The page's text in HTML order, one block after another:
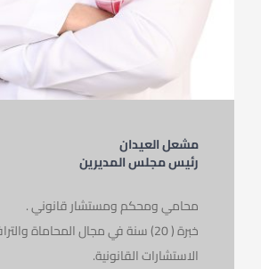
مشعل العيدان
رئيس مجلس المديرين
محامي ومحكم ومستشار قانوني .
خبرة ( 20) سنة في مجال المحاماة
الاستشارات القانونية.